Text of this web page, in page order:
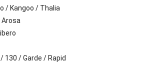
/ Kangoo / Thalia
130 / Garde / Rapid